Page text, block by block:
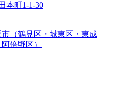
本町1-1-30
（鶴見区・城東区・東成
倍野区）